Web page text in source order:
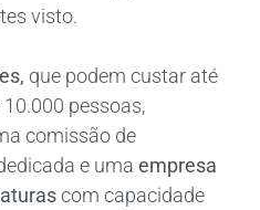
visto.
que podem custar até
pessoas,
comissão de
e uma empresa
com capacidade